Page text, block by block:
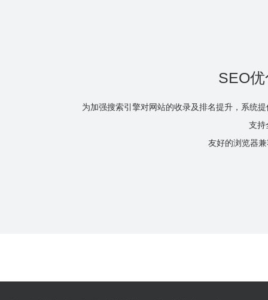
SEO
为加强搜索引擎对网站的收录及排名提升，系统
支持
友好的浏览器